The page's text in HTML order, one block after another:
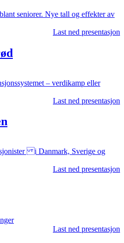
seniorer. Nye tall og effekter av
Last ned presentasjon
– verdikamp eller
Last ned presentasjon
i Danmark, Sverige og
Last ned presentasjon
Last ned presentasjon